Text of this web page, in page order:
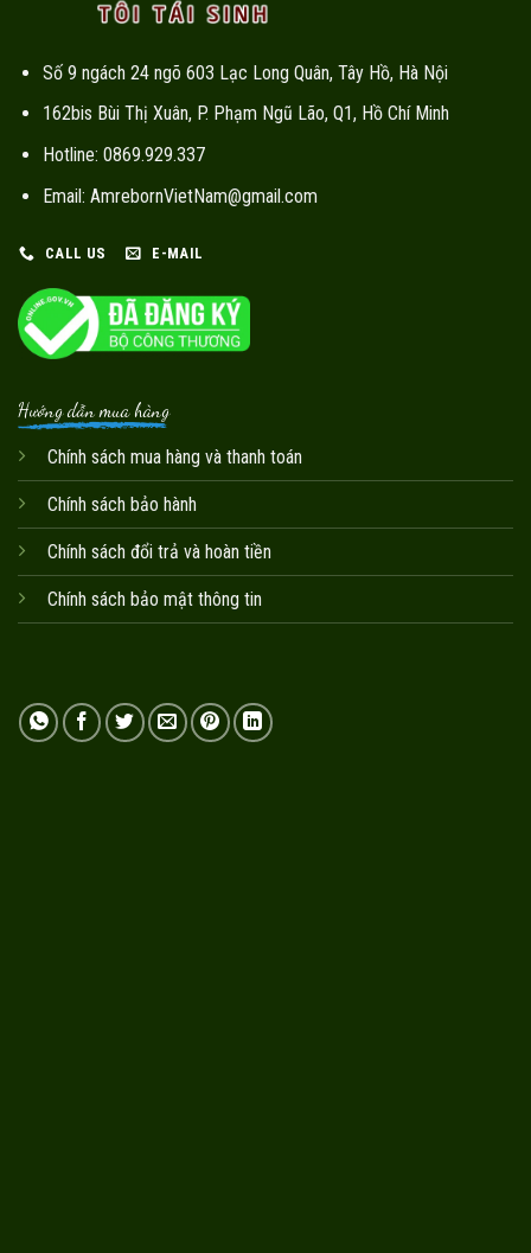
Số 9 ngách 24 ngõ 603 Lạc Long Quân, Tây Hồ, Hà Nội
162bis Bùi Thị Xuân, P. Phạm Ngũ Lão, Q1, Hồ Chí Minh
Hotline: 0869.929.337
Email: AmrebornVietNam@gmail.com
CALL US E-MAIL
Hướng dẫn mua hàng
Chính sách mua hàng và thanh toán
Chính sách bảo hành
Chính sách đổi trả và hoàn tiền
Chính sách bảo mật thông tin